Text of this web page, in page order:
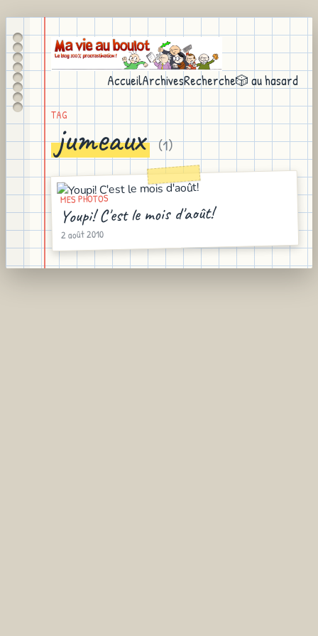
AccueilArchivesRecherche🎲 au hasard
TAG
jumeaux (1)
MES PHOTOS
Youpi! C'est le mois d'août!
2 août 2010